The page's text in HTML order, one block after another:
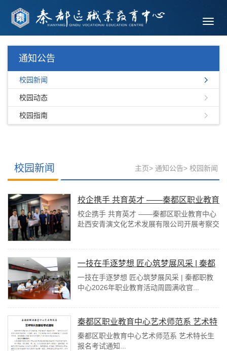
通知公告
校园新闻
校园动态
校园指南
校园新闻 主页> 通知公告> 校园新闻
校企携手 共育英才 ——秦都区职业教育
中心赴西安青演文化艺术发展有限公司
开展考察交流暨授牌仪式
校企携手 共育英才 ——秦都区职业教育中心
赴西安青演文化艺术发展有限公司开展考察交
一技在手逐梦想 匠心筑梦展风采 | 秦都
职教中心2026年职业教育活动周圆满收
官
一技在手逐梦想 匠心筑梦展风采 | 秦都职教
中心2026年职业教育活动周圆满收官...
秦都区职业教育中心艺术师范系 艺术特
长生报名考试通知
秦都区职业教育中心艺术师范系 艺术特长生
报名考试通知...